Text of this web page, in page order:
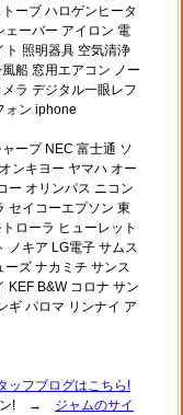
ーブ ハロゲンヒータ
ェーバー アイロン 電
ト 照明器具 空気清浄
船 窓用エアコン ノー
ラ デジタル一眼レフ
ォン iphone
ープ NEC 富士通 ソ
ンキヨー ヤマハ オー
ー オリンパス ニコン
セイコーエプソン 東
ローラ ヒューレット
ノキア LG電子 サムス
ズ ナカミチ サンス
KEF B&W コロナ サン
ギ パロマ リンナイ ア
ッフブログはこちら!
テン! → ジャムのサイ